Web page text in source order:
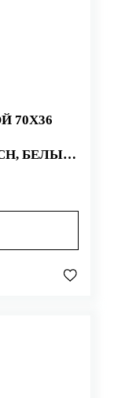
70Х36
БЕЛЫЙ